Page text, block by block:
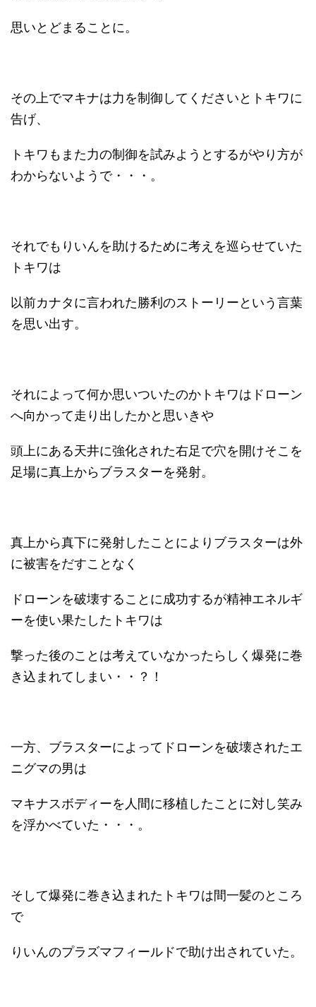
思いとどまることに。
その上でマキナは力を制御してくださいとトキワに
告げ、
トキワもまた力の制御を試みようとするがやり方が
わからないようで・・・。
それでもりいんを助けるために考えを巡らせていた
トキワは
以前カナタに言われた勝利のストーリーという言葉
を思い出す。
それによって何か思いついたのかトキワはドローン
へ向かって走り出したかと思いきや
頭上にある天井に強化された右足で穴を開けそこを
足場に真上からブラスターを発射。
真上から真下に発射したことによりブラスターは外
に被害をだすことなく
ドローンを破壊することに成功するが精神エネルギ
ーを使い果たしたトキワは
撃った後のことは考えていなかったらしく爆発に巻
き込まれてしまい・・？！
一方、ブラスターによってドローンを破壊されたエ
ニグマの男は
マキナスボディーを人間に移植したことに対し笑み
を浮かべていた・・・。
そして爆発に巻き込まれたトキワは間一髪のところ
で
りいんのプラズマフィールドで助け出されていた。